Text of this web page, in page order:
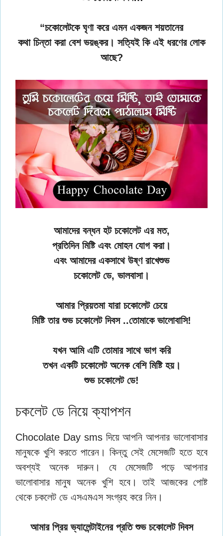
“চকোলেটকে ঘৃণা করে এমন একজন শয়তানের
কথা চিন্তা করা বেশ ভয়ঙ্কর। সত্যিই কি এই ধরণের লোক
আছে?
আমাদের বন্ধন হট চকোলেট এর মত,
প্রতিদিন মিষ্টি এবং মোহন যোগ করা।
এবং আমাদের একসাথে উষ্ণ রাখেশুভ
চকোলেট ডে, ভালবাসা।
আমার প্রিয়তমা যারা চকোলেট চেয়ে
মিষ্টি তার শুভ চকোলেট দিবস ..তোমাকে ভালোবাসি!
যখন আমি এটি তোমার সাথে ভাগ করি
তখন একটি চকোলেট অনেক বেশি মিষ্টি হয়।
শুভ চকোলেট ডে!
চকলেট ডে নিয়ে ক্যাপশন
Chocolate Day sms দিয়ে আপনি আপনার ভালোবাসার
মানুষকে খুশি করতে পারেন। কিন্তু সেই মেসেজটি হতে হবে
অবশ্যই অনেক দারুন। যে মেসেজটি পড়ে আপনার
ভালোবাসার মানুষ অনেক খুশি হবে। তাই আজকের পোষ্ট
থেকে চকলেট ডে এসএমএস সংগ্রহ করে নিন।
আমার প্রিয় ভ্যালেন্টাইনের প্রতি শুভ চকোলেট দিবস